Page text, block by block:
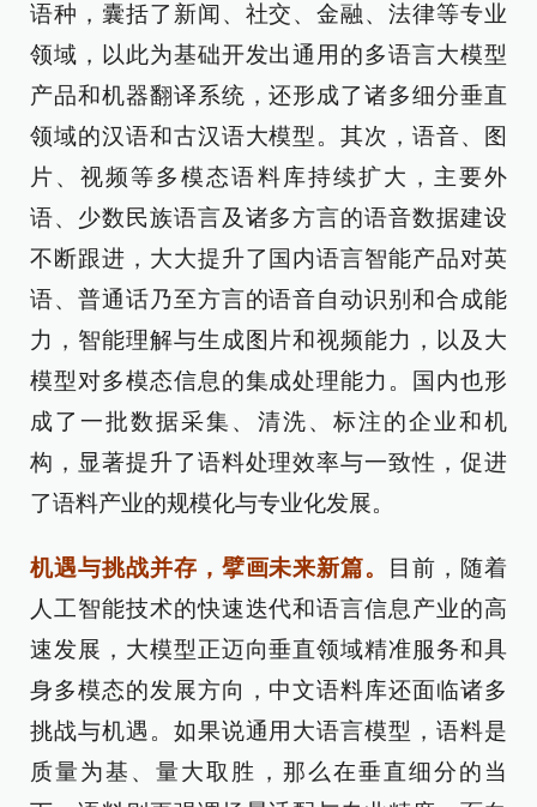
语种，囊括了新闻、社交、金融、法律等专业
领域，以此为基础开发出通用的多语言大模型
产品和机器翻译系统，还形成了诸多细分垂直
领域的汉语和古汉语大模型。其次，语音、图
片、视频等多模态语料库持续扩大，主要外
语、少数民族语言及诸多方言的语音数据建设
不断跟进，大大提升了国内语言智能产品对英
语、普通话乃至方言的语音自动识别和合成能
力，智能理解与生成图片和视频能力，以及大
模型对多模态信息的集成处理能力。国内也形
成了一批数据采集、清洗、标注的企业和机
构，显著提升了语料处理效率与一致性，促进
了语料产业的规模化与专业化发展。
机遇与挑战并存，擘画未来新篇。
目前，随着
人工智能技术的快速迭代和语言信息产业的高
速发展，大模型正迈向垂直领域精准服务和具
身多模态的发展方向，中文语料库还面临诸多
挑战与机遇。如果说通用大语言模型，语料是
质量为基、量大取胜，那么在垂直细分的当